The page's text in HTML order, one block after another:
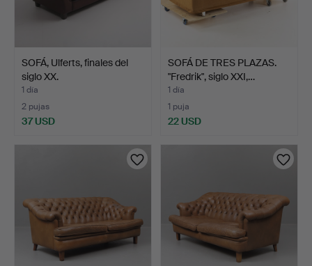
SOFÁ, Ulferts, finales del
siglo XX.
1 día
2 pujas
37 USD
SOFÁ DE TRES PLAZAS.
"Fredrik", siglo XXI,…
1 día
1 puja
22 USD